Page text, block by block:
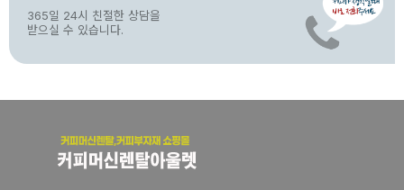
365일 24시 친절한 상담을
받으실 수 있습니다.